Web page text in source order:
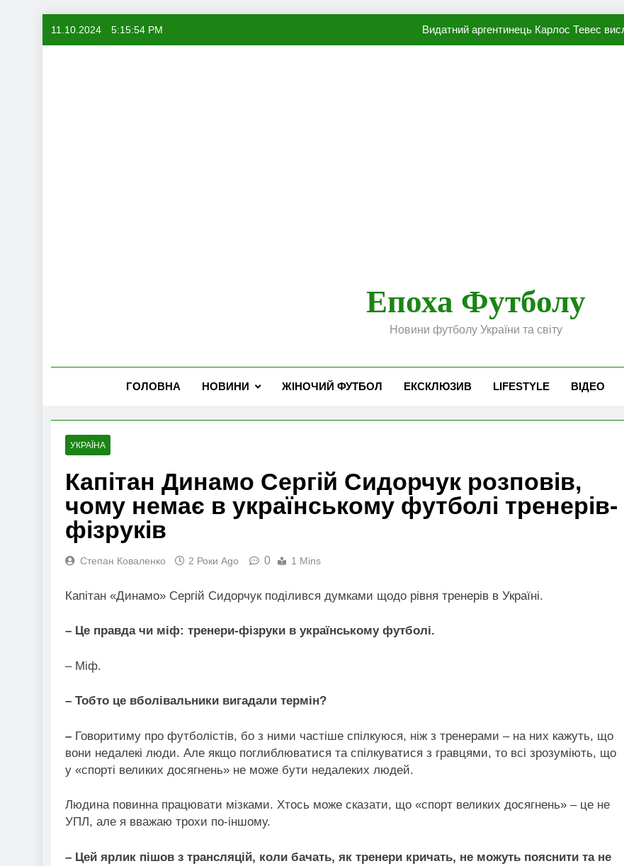
11.10.2024 5:15:55 PM Видатний аргентинець Карлос Тевес
Епоха Футболу
Новини футболу України та світу
ГОЛОВНА НОВИНИ ЖІНОЧИЙ ФУТБОЛ ЕКСКЛЮЗИВ LIFESTYLE ВІДЕО
УКРАЇНА
Капітан Динамо Сергій Сидорчук розповів,
чому немає в українському футболі тренерів-
фізруків
Степан Коваленко 2 Роки Ago 0 1 Mins
Капітан «Динамо» Сергій Сидорчук поділився думками щодо рівня тренерів в Україні.
– Це правда чи міф: тренери-фізруки в українському футболі.
– Міф.
– Тобто це вболівальники вигадали термін?
– Говоритиму про футболістів, бо з ними частіше спілкуюся, ніж з тренерами – на них кажуть, що
вони недалекі люди. Але якщо поглиблюватися та спілкуватися з гравцями, то всі зрозуміють, що
у «спорті великих досягнень» не може бути недалеких людей.
Людина повинна працювати мізками. Хтось може сказати, що «спорт великих досягнень» – це не
УПЛ, але я вважаю трохи по-іншому.
– Цей ярлик пішов з трансляцій, коли бачать, як тренери кричать, не можуть пояснити та не